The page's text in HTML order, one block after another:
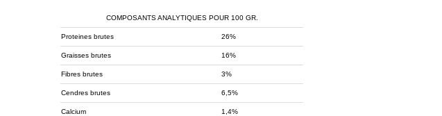
COMPOSANTS ANALYTIQUES POUR 100 GR.
Proteines brutes 26%
Graisses brutes 16%
Fibres brutes 3%
Cendres brutes 6,5%
Calcium 1,4%